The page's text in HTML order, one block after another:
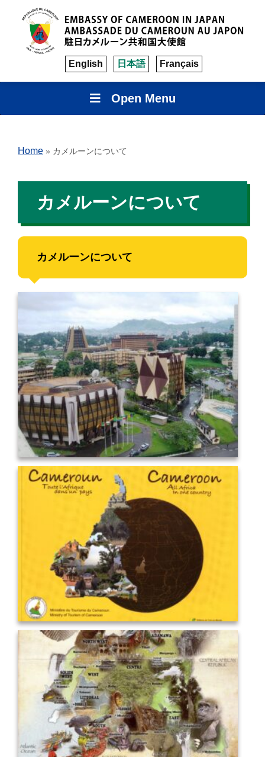
English 日本語 Français
Open Menu
Home » カメルーンについて
カメルーンについて
カメルーンについて